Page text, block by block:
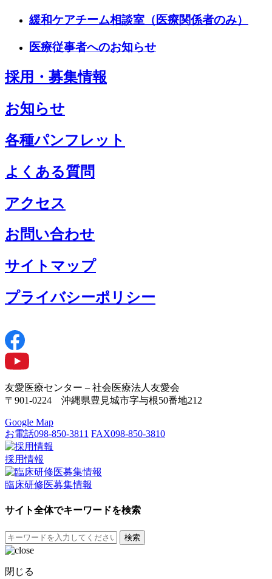
緩和ケアチーム相談室（医療関係者のみ）
医療従事者へのお知らせ
採用・募集情報
お知らせ
各種パンフレット
よくある質問
アクセス
お問い合わせ
サイトマップ
プライバシーポリシー
友愛医療センター – 社会医療法人友愛会
〒901-0224 沖縄県豊見城市字与根50番地212
Google Map
お電話098-850-3811 FAX098-850-3810
採用情報
臨床研修医募集情報
サイト全体でキーワードを検索
検索
閉じる